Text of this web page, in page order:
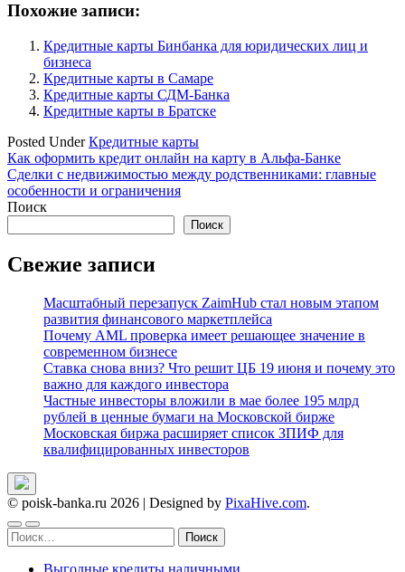
Похожие записи:
Кредитные карты Бинбанка для юридических лиц и
бизнеса
Кредитные карты в Самаре
Кредитные карты СДМ-Банка
Кредитные карты в Братске
Posted UnderКредитные карты
Навигация
по
записям
Как оформить кредит онлайн на карту в Альфа-Банке
Сделки с недвижимостью между родственниками: главные
особенности и ограничения
Поиск
Поиск
Свежие записи
Масштабный перезапуск ZaimHub стал новым этапом
развития финансового маркетплейса
Почему AML проверка имеет решающее значение в
современном бизнесе
Ставка снова вниз? Что решит ЦБ 19 июня и почему это
важно для каждого инвестора
Частные инвесторы вложили в мае более 195 млрд
рублей в ценные бумаги на Московской бирже
Московская биржа расширяет список ЗПИФ для
квалифицированных инвесторов
© poisk-banka.ru 2026 | Designed by PixaHive.com.
Найти:
Выгодные кредиты наличными